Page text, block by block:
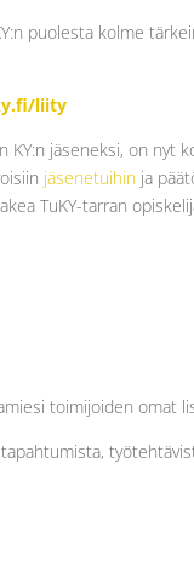
puolesta kolme
liity
KY:n jäseneksi, on nyt
jäsenetuihin ja
TuKY-tarran
toimijoiden omat